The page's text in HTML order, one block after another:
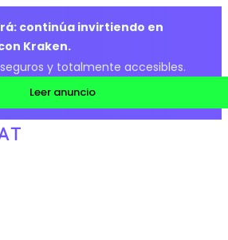
continúa invirtiendo en
Kraken.
y totalmente accesibles.
Leer anuncio